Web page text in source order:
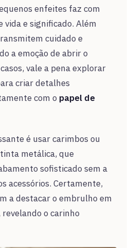
enfeites faz com
vida e significado. Além
cuidado e
a emoção de abrir o
vale a pena explorar
criar detalhes
com o papel de
é usar carimbos ou
metálica, que
sofisticado sem a
acessórios. Certamente,
a destacar o embrulho em
o carinho